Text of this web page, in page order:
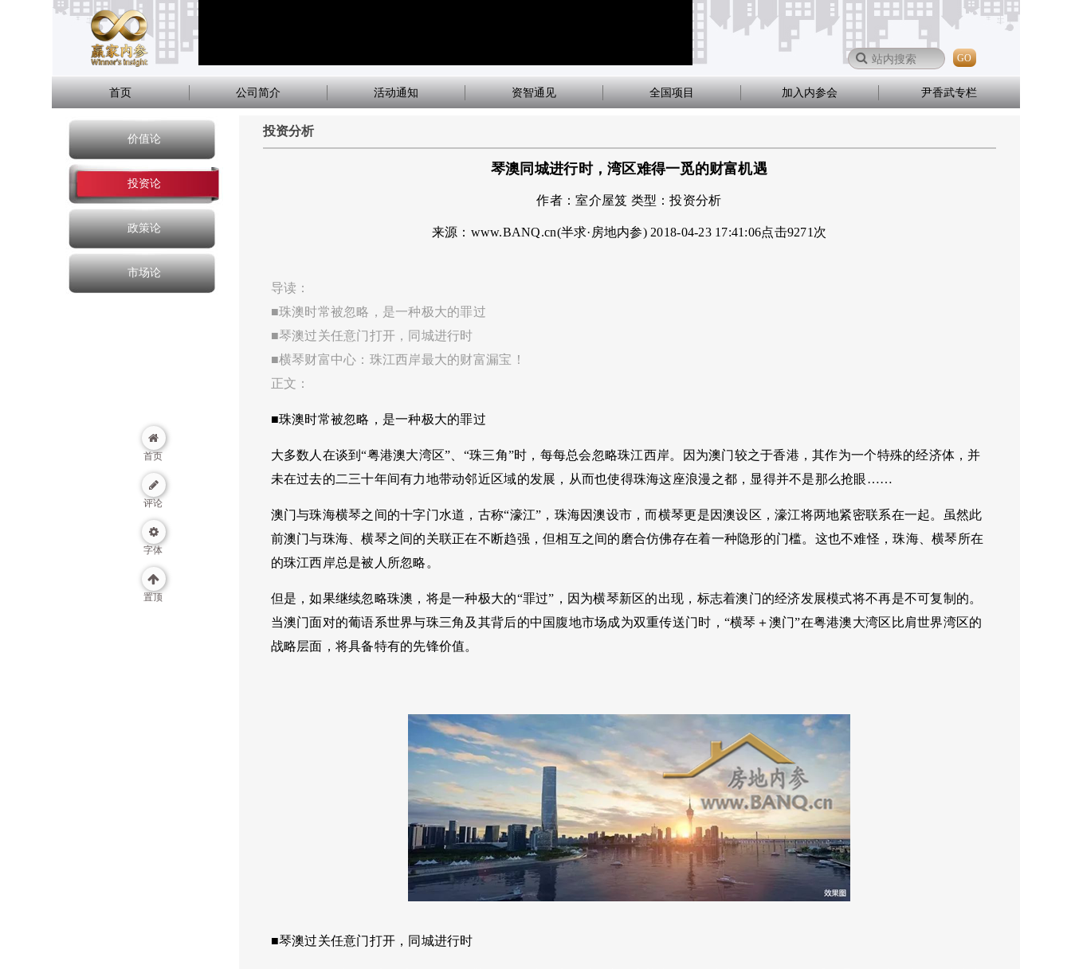
GO
首页 公司简介 活动通知 资智通见 全国项目 加入内参会 尹香武专栏
价值论
投资论
政策论
市场论
首页
评论
字体
置顶
投资分析
琴澳同城进行时，湾区难得一觅的财富机遇
作者：室介屋笈 类型：投资分析
来源：www.BANQ.cn(半求·房地内参) 2018-04-23 17:41:06点击9271 次
导读：
■珠澳时常被忽略，是一种极大的罪过
■琴澳过关任意门打开，同城进行时
■横琴财富中心：珠江西岸最大的财富漏宝！
正文：
■珠澳时常被忽略，是一种极大的罪过
大多数人在谈到“粤港澳大湾区”、“珠三角”时，每每总会忽略珠江西岸。因为澳门较之于香港，其作为一个特殊的经济体，并
未在过去的二三十年间有力地带动邻近区域的发展，从而也使得珠海这座浪漫之都，显得并不是那么抢眼……
澳门与珠海横琴之间的十字门水道，古称“濠江”，珠海因澳设市，而横琴更是因澳设区，濠江将两地紧密联系在一起。虽然此
前澳门与珠海、横琴之间的关联正在不断趋强，但相互之间的磨合仿佛存在着一种隐形的门槛。这也不难怪，珠海、横琴所在
的珠江西岸总是被人所忽略。
但是，如果继续忽略珠澳，将是一种极大的“罪过”，因为横琴新区的出现，标志着澳门的经济发展模式将不再是不可复制的。
当澳门面对的葡语系世界与珠三角及其背后的中国腹地市场成为双重传送门时，“横琴＋澳门”在粤港澳大湾区比肩世界湾区的
战略层面，将具备特有的先锋价值。
■琴澳过关任意门打开，同城进行时